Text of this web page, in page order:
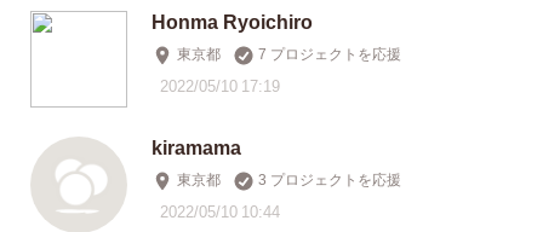
Honma Ryoichiro
東京都 7 プロジェクトを応援
2022/05/10 17:19
kiramama
東京都 3 プロジェクトを応援
2022/05/10 10:44